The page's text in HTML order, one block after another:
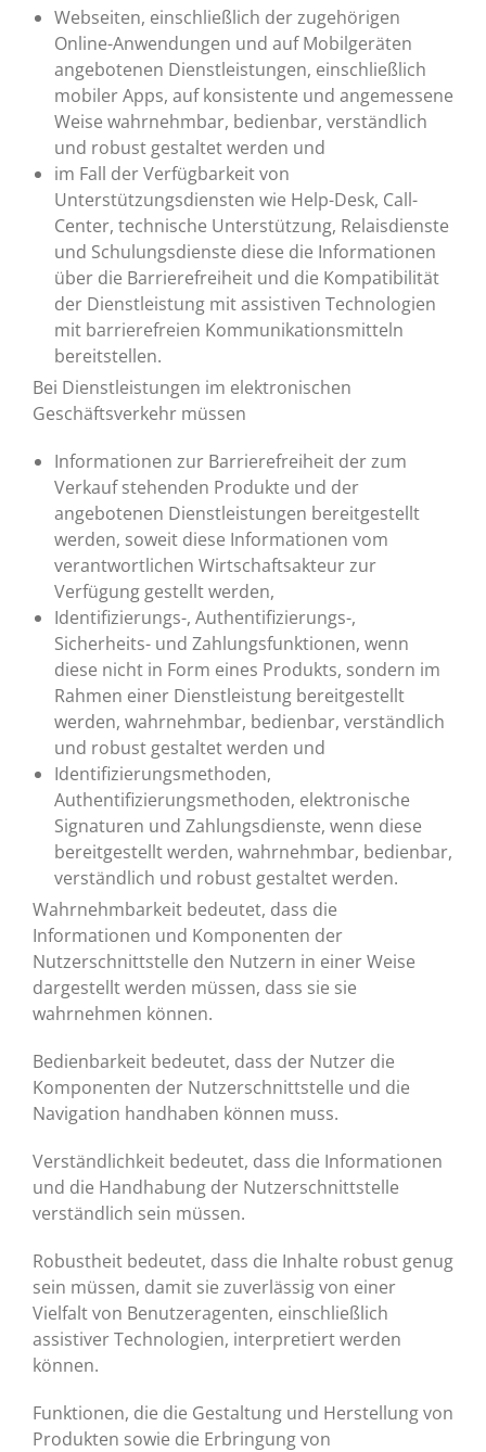
Webseiten, einschließlich der zugehörigen
Online-Anwendungen und auf Mobilgeräten
angebotenen Dienstleistungen, einschließlich
mobiler Apps, auf konsistente und angemessene
Weise wahrnehmbar, bedienbar, verständlich
und robust gestaltet werden und
im Fall der Verfügbarkeit von
Unterstützungsdiensten wie Help-Desk, Call-
Center, technische Unterstützung, Relaisdienste
und Schulungsdienste diese die Informationen
über die Barrierefreiheit und die Kompatibilität
der Dienstleistung mit assistiven Technologien
mit barrierefreien Kommunikationsmitteln
bereitstellen.
Bei Dienstleistungen im elektronischen
Geschäftsverkehr müssen
Informationen zur Barrierefreiheit der zum
Verkauf stehenden Produkte und der
angebotenen Dienstleistungen bereitgestellt
werden, soweit diese Informationen vom
verantwortlichen Wirtschaftsakteur zur
Verfügung gestellt werden,
Identifizierungs-, Authentifizierungs-,
Sicherheits- und Zahlungsfunktionen, wenn
diese nicht in Form eines Produkts, sondern im
Rahmen einer Dienstleistung bereitgestellt
werden, wahrnehmbar, bedienbar, verständlich
und robust gestaltet werden und
Identifizierungsmethoden,
Authentifizierungsmethoden, elektronische
Signaturen und Zahlungsdienste, wenn diese
bereitgestellt werden, wahrnehmbar, bedienbar,
verständlich und robust gestaltet werden.
Wahrnehmbarkeit bedeutet, dass die
Informationen und Komponenten der
Nutzerschnittstelle den Nutzern in einer Weise
dargestellt werden müssen, dass sie sie
wahrnehmen können.
Bedienbarkeit bedeutet, dass der Nutzer die
Komponenten der Nutzerschnittstelle und die
Navigation handhaben können muss.
Verständlichkeit bedeutet, dass die Informationen
und die Handhabung der Nutzerschnittstelle
verständlich sein müssen.
Robustheit bedeutet, dass die Inhalte robust genug
sein müssen, damit sie zuverlässig von einer
Vielfalt von Benutzeragenten, einschließlich
assistiver Technologien, interpretiert werden
können.
Funktionen, die die Gestaltung und Herstellung von
Produkten sowie die Erbringung von